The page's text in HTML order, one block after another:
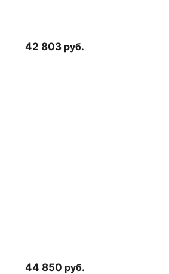
42 803 руб.
44 850 руб.